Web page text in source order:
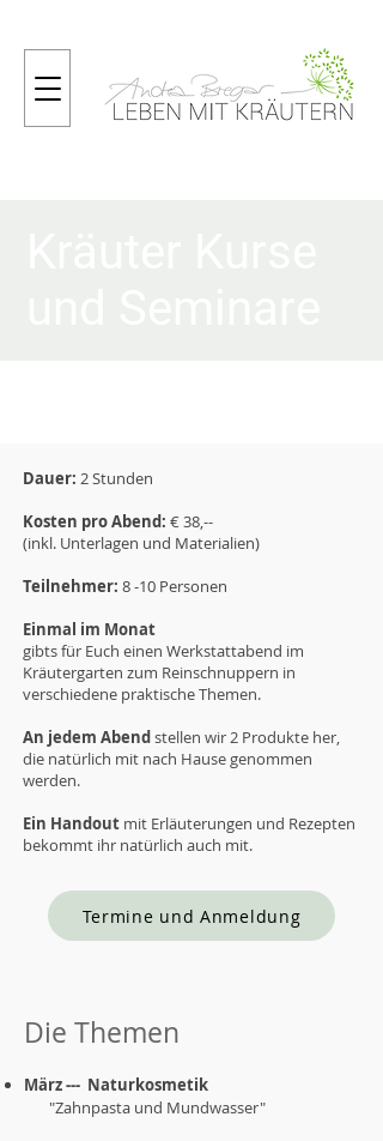
Dauer: 2Stunden
Kosten pro Abend: € 38,--
(inkl. Unterlagen und Materialien)
Teilnehmer: 8 -10 Personen
Einmal im Monat
gibts für Euch einen Werkstattabend im
Kräutergarten zum Reinschnuppern in
verschiedene praktische Themen.
An jedem Abendstellen wir 2 Produkte her,
die natürlich mit nach Hause genommen
werden.
Ein Handout mit Erläuterungen und Rezepten
bekommt ihr natürlich auch mit.
Termine und Anmeldung
Die Themen
März --- Naturkosmetik
"Zahnpasta und Mundwasser"